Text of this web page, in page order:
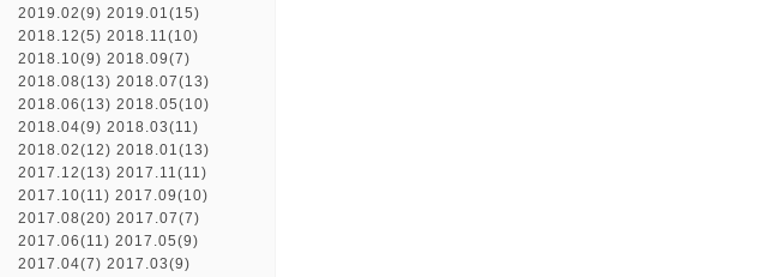
2019.02(9) 2019.01(15)
2018.12(5) 2018.11(10)
2018.10(9) 2018.09(7)
2018.08(13) 2018.07(13)
2018.06(13) 2018.05(10)
2018.04(9) 2018.03(11)
2018.02(12) 2018.01(13)
2017.12(13) 2017.11(11)
2017.10(11) 2017.09(10)
2017.08(20) 2017.07(7)
2017.06(11) 2017.05(9)
2017.04(7) 2017.03(9)